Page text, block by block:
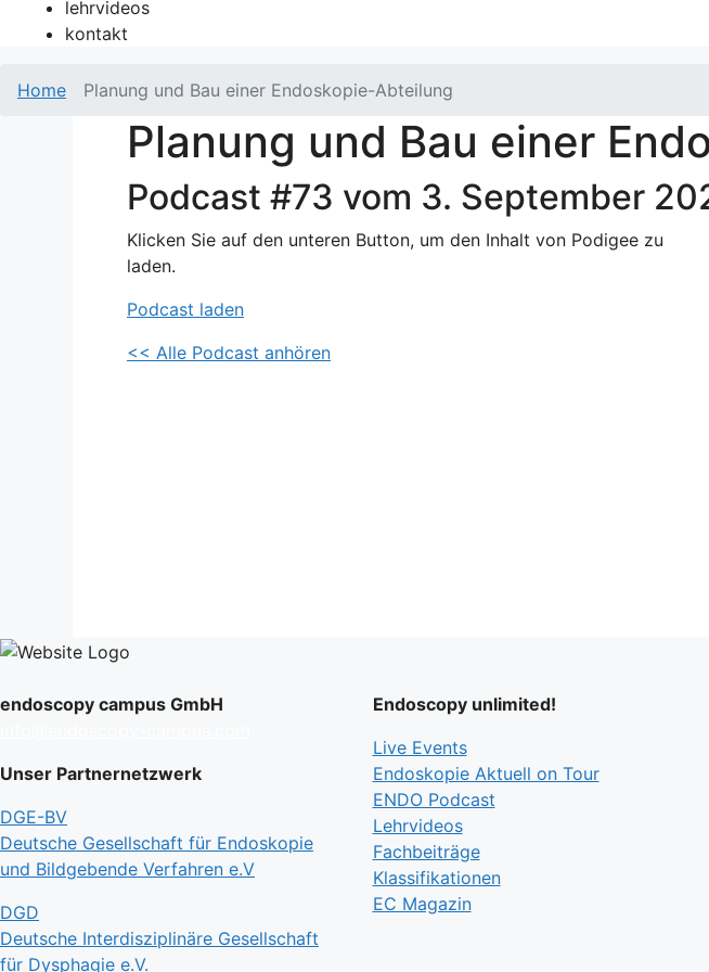
lehrvideos
kontakt
Home Planung und Bau einer Endoskopie-Abteilung
Planung und Bau einer
Podcast #73 vom 3. September
Klicken Sie auf den unteren Button, um den Inhalt von Podigee zu
laden.
Podcast laden
<< Alle Podcast anhören
endoscopy campus GmbH
Unser Partnernetzwerk
DGE-BV
Deutsche Gesellschaft für Endoskopie
und Bildgebende Verfahren e.V
DGD
Deutsche Interdisziplinäre Gesellschaft
für Dysphagie e.V.
Endoscopy unlimited!
Live Events
Endoskopie Aktuell on Tour
ENDO Podcast
Lehrvideos
Fachbeiträge
Klassifikationen
EC Magazin